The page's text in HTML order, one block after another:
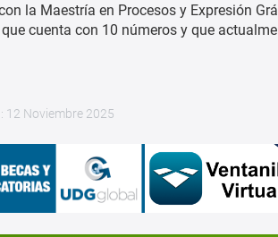
la Maestría en Procesos y Expresión
cuenta con 10 números y que
12 Noviembre 2025